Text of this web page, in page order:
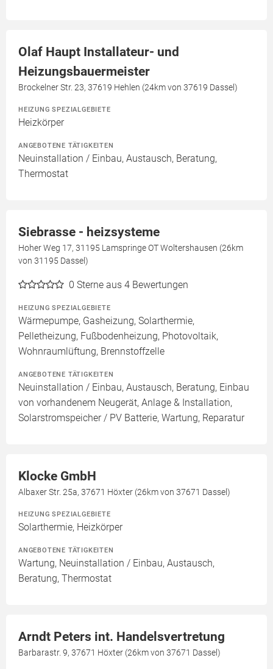
Olaf Haupt Installateur- und
Heizungsbauermeister
Brockelner Str. 23, 37619 Hehlen (24km von 37619 Dassel)
HEIZUNG SPEZIALGEBIETE
Heizkörper
ANGEBOTENE TÄTIGKEITEN
Neuinstallation / Einbau, Austausch, Beratung,
Thermostat
Siebrasse - heizsysteme
Hoher Weg 17, 31195 Lamspringe OT Woltershausen (26km
von 31195 Dassel)
0 Sterne aus 4 Bewertungen
HEIZUNG SPEZIALGEBIETE
Wärmepumpe, Gasheizung, Solarthermie,
Pelletheizung, Fußbodenheizung, Photovoltaik,
Wohnraumlüftung, Brennstoffzelle
ANGEBOTENE TÄTIGKEITEN
Neuinstallation / Einbau, Austausch, Beratung, Einbau
von vorhandenem Neugerät, Anlage & Installation,
Solarstromspeicher / PV Batterie, Wartung, Reparatur
Klocke GmbH
Albaxer Str. 25a, 37671 Höxter (26km von 37671 Dassel)
HEIZUNG SPEZIALGEBIETE
Solarthermie, Heizkörper
ANGEBOTENE TÄTIGKEITEN
Wartung, Neuinstallation / Einbau, Austausch,
Beratung, Thermostat
Arndt Peters int. Handelsvertretung
Barbarastr. 9, 37671 Höxter (26km von 37671 Dassel)